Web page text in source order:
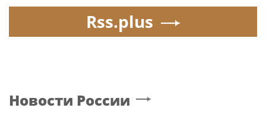
Rss.plus
Новости России